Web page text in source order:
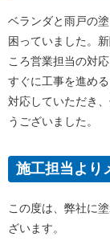
ベランダと雨戸の
困っていました。
ころ営業担当の対
すぐに工事を進め
対応していただき
うございました。
施工担当より
この度は、弊社に
ざいます。